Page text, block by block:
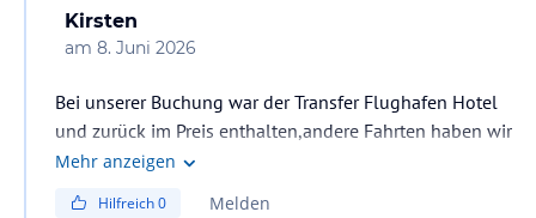
Kirsten
am 8. Juni 2026
Bei unserer Buchung war der Transfer Flughafen Hotel
und zurück im Preis enthalten,andere Fahrten haben wir
ein Taxi genommen ,vor dem Hotel fährt aber auch ein
Mehr anzeigen
Hilfreich0 Melden